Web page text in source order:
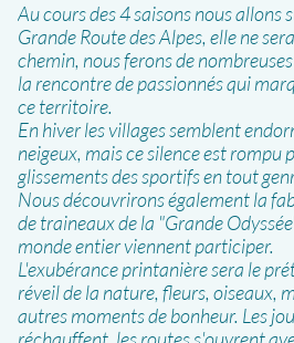
Au cours des 4 saisons nous allons
Grande Route des Alpes, elle ne
chemin, nous ferons de
la rencontre de passionnés qui
ce territoire.
En hiver les villages semblent
neigeux, mais ce silence est rompu
glissements des sportifs en tout
Nous découvrirons également la
de traineaux de la "Grande
monde entier viennent participer.
L'exubérance printanière sera le
réveil de la nature, fleurs, oiseaux,
autres moments de bonheur. Les